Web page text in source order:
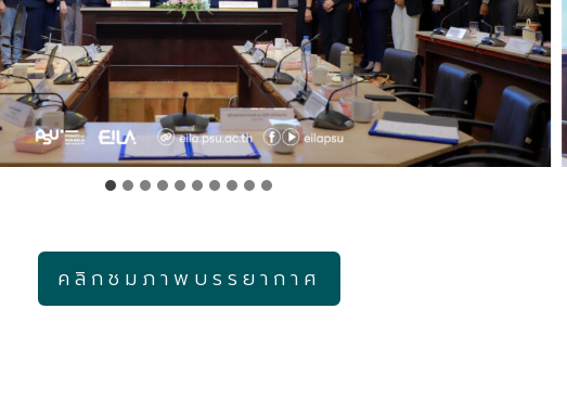
คลิกชมภาพบรรยากาศ